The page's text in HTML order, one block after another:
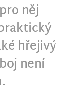
něj
hřejivý
není